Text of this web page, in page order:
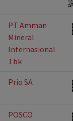
PT Amman
Mineral
Internasional
Tbk
Prio SA
POSCO